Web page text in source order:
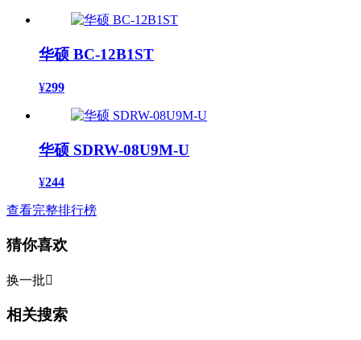
华硕 BC-12B1ST
¥299
华硕 SDRW-08U9M-U
¥244
查看完整排行榜
猜你喜欢
换一批
相关搜索